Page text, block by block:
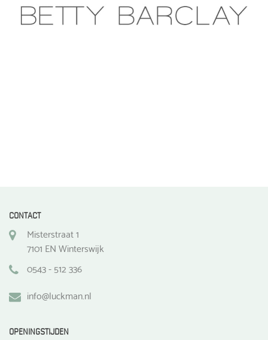
gekozen
worden
CONTACT
Misterstraat 1
7101 EN Winterswijk
0543 - 512 336
info@luckman.nl
OPENINGSTIJDEN